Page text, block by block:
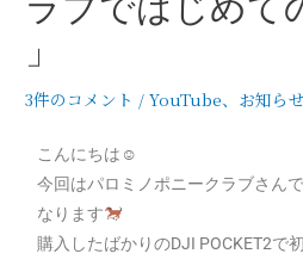
ラブではじめて
」
3件のコメント /YouTube、 お知らせ
こんにちは☺
今回はパロミノポニークラブさん
なります
購入したばかりのDJI POCKET2で